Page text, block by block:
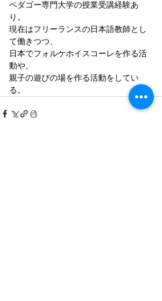
ペダゴー専門大学の授業受講経験あ
り。
現在はフリーランスの日本語教師とし
て働きつつ、
日本でフォルケホイスコーレを作る活
動や、
親子の遊びの場を作る活動をしてい
る。